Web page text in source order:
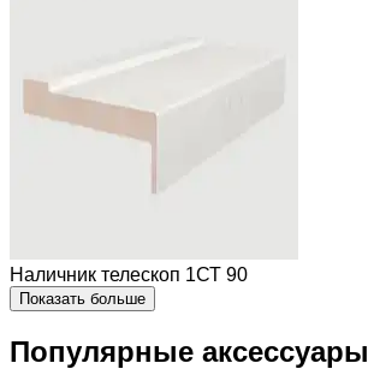
Наличник телескоп 1СТ 90
Показать больше
Популярные аксессуары